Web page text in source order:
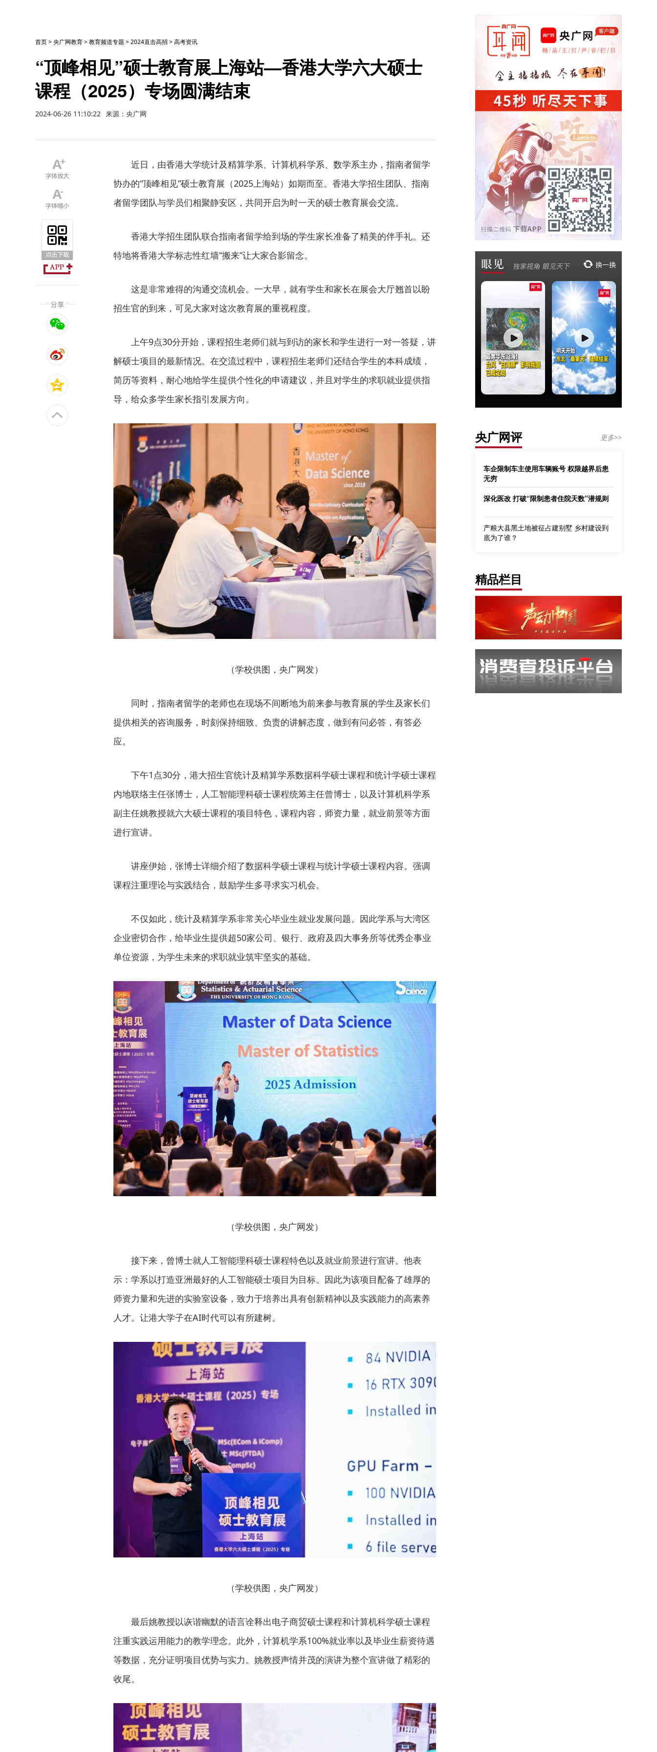
首页>央广网教育>教育频道专题 >2024直击高招 >高考资讯
“顶峰相见”硕士教育展上海站—香港大学六大硕士
课程（2025）专场圆满结束
2024-06-26 11:10:22 来源：央广网
近日，由香港大学统计及精算学系、计算机科学系、数学系主办，指南者留学
协办的“顶峰相见”硕士教育展（2025上海站）如期而至。香港大学招生团队、指南
者留学团队与学员们相聚静安区，共同开启为时一天的硕士教育展会交流。
香港大学招生团队联合指南者留学给到场的学生家长准备了精美的伴手礼。还
特地将香港大学标志性红墙“搬来”让大家合影留念。
这是非常难得的沟通交流机会。一大早，就有学生和家长在展会大厅翘首以盼
招生官的到来，可见大家对这次教育展的重视程度。
上午9点30分开始，课程招生老师们就与到访的家长和学生进行一对一答疑，讲
解硕士项目的最新情况。在交流过程中，课程招生老师们还结合学生的本科成绩，
简历等资料，耐心地给学生提供个性化的申请建议，并且对学生的求职就业提供指
导，给众多学生家长指引发展方向。
（学校供图，央广网发）
同时，指南者留学的老师也在现场不间断地为前来参与教育展的学生及家长们
提供相关的咨询服务，时刻保持细致、负责的讲解态度，做到有问必答，有答必
应。
下午1点30分，港大招生官统计及精算学系数据科学硕士课程和统计学硕士课程
内地联络主任张博士，人工智能理科硕士课程统筹主任曾博士，以及计算机科学系
副主任姚教授就六大硕士课程的项目特色，课程内容，师资力量，就业前景等方面
进行宣讲。
讲座伊始，张博士详细介绍了数据科学硕士课程与统计学硕士课程内容。强调
课程注重理论与实践结合，鼓励学生多寻求实习机会。
不仅如此，统计及精算学系非常关心毕业生就业发展问题。因此学系与大湾区
企业密切合作，给毕业生提供超50家公司、银行、政府及四大事务所等优秀企事业
单位资源，为学生未来的求职就业筑牢坚实的基础。
（学校供图，央广网发）
接下来，曾博士就人工智能理科硕士课程特色以及就业前景进行宣讲。他表
示：学系以打造亚洲最好的人工智能硕士项目为目标。因此为该项目配备了雄厚的
师资力量和先进的实验室设备，致力于培养出具有创新精神以及实践能力的高素养
人才。让港大学子在AI时代可以有所建树。
（学校供图，央广网发）
最后姚教授以诙谐幽默的语言诠释出电子商贸硕士课程和计算机科学硕士课程
注重实践运用能力的教学理念。此外，计算机学系100%就业率以及毕业生薪资待遇
等数据，充分证明项目优势与实力。姚教授声情并茂的演讲为整个宣讲做了精彩的
收尾。
央广网评 更多>>
车企限制车主使用车辆账号 权限越界后患
无穷
深化医改 打破“限制患者住院天数”潜规则
产粮大县黑土地被征占建别墅 乡村建设到
底为了谁？
精品栏目